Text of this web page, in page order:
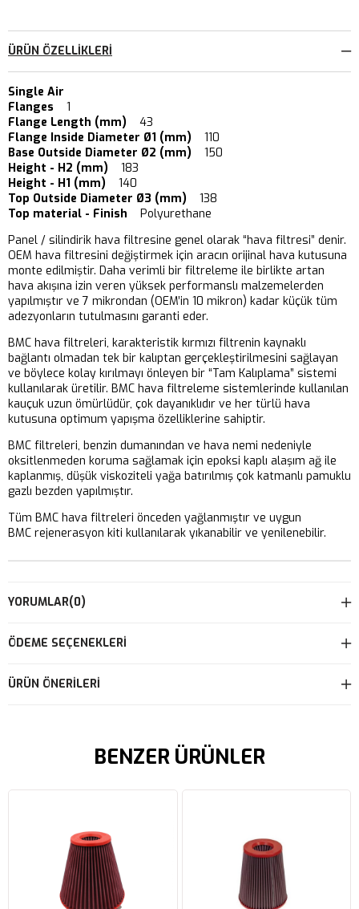
ÜRÜN ÖZELLIKLERI
Single Air
Flanges 1
Flange Length (mm)
43
Flange Inside Diameter Ø1 (mm) 110
Base Outside Diameter Ø2 (mm) 150
Height - H2 (mm)
183
Height - H1 (mm) 140
Top Outside Diameter Ø3 (mm)
138
Top material - Finish
Polyurethane
Panel / silindirik hava filtresine genel olarak “hava filtresi” denir.
OEM hava filtresini değiştirmek için aracın orijinal hava kutusuna
monte edilmiştir. Daha verimli bir filtreleme ile birlikte artan
hava akışına izin veren yüksek performanslı malzemelerden
yapılmıştır ve 7 mikrondan (OEM’in 10 mikron) kadar küçük tüm
adezyonların tutulmasını garanti eder.
BMC hava filtreleri, karakteristik kırmızı filtrenin kaynaklı
bağlantı olmadan tek bir kalıptan gerçekleştirilmesini sağlayan
ve böylece kolay kırılmayı önleyen bir “Tam Kalıplama” sistemi
kullanılarak üretilir. BMC hava filtreleme sistemlerinde kullanılan
kauçuk uzun ömürlüdür, çok dayanıklıdır ve her türlü hava
kutusuna optimum yapışma özelliklerine sahiptir.
BMC filtreleri, benzin dumanından ve hava nemi nedeniyle
oksitlenmeden koruma sağlamak için epoksi kaplı alaşım ağ ile
kaplanmış, düşük viskoziteli yağa batırılmış çok katmanlı pamuklu
gazlı bezden yapılmıştır.
Tüm BMC hava filtreleri önceden yağlanmıştır ve uygun
BMC rejenerasyon kiti kullanılarak yıkanabilir ve yenilenebilir.
YORUMLAR(0)
ÖDEME SEÇENEKLERI
ÜRÜN ÖNERILERI
BENZER ÜRÜNLER